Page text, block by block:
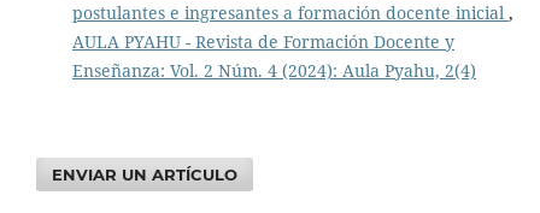
postulantes e ingresantes a formación docente inicial ,
AULA PYAHU - Revista de Formación Docente y
Enseñanza: Vol. 2 Núm. 4 (2024): Aula Pyahu, 2(4)
ENVIAR UN ARTÍCULO